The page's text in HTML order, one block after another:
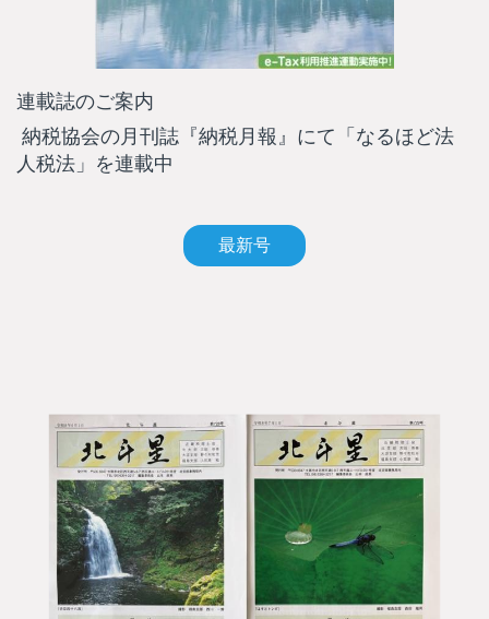
連載誌のご案内
納税協会の月刊誌『納税月報』にて「なるほど法
人税法」を連載中
最新号